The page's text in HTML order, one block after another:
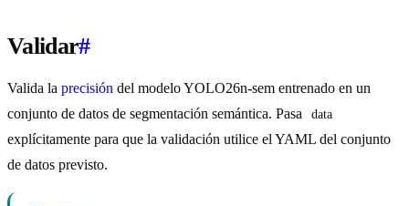
Validar#
Valida la precisión del modelo YOLO26n-sem entrenado en un
conjunto de datos de segmentación semántica. Pasa
data
explícitamente para que la validación utilice el YAML del conjunto
de datos previsto.